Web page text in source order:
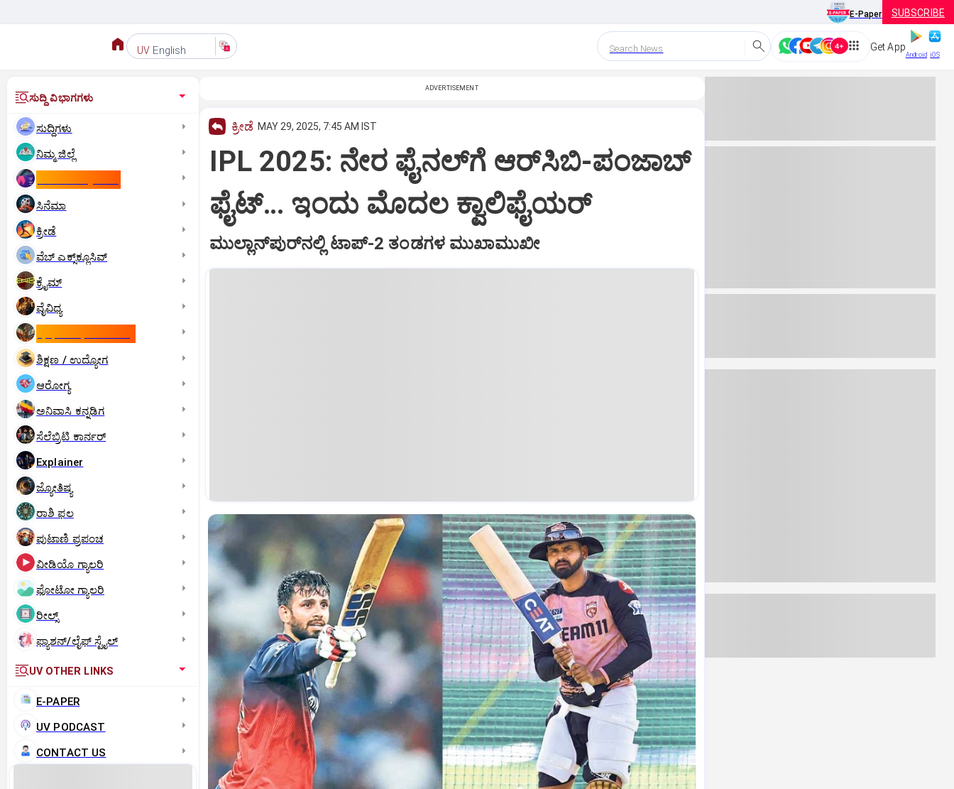
E-Paper SUBSCRIBE
UV English Search News Get App
Android iOS
ಸುದ್ದಿ ವಿಭಾಗಗಳು
ಸುದ್ದಿಗಳು
ನಿಮ್ಮ ಜಿಲ್ಲೆ
ಸಿನೆಮಾ
ಕ್ರೀಡೆ
ವೆಬ್ ಎಕ್ಸ್‌ಕ್ಲೂಸಿವ್
ಕ್ರೈಮ್
ವೈವಿಧ್ಯ
ಶಿಕ್ಷಣ / ಉದ್ಯೋಗ
ಆರೋಗ್ಯ
ಅನಿವಾಸಿ ಕನ್ನಡಿಗ
ಸೆಲೆಬ್ರಿಟಿ ಕಾರ್ನರ್‌
Explainer
ಜ್ಯೋತಿಷ್ಯ
ರಾಶಿ ಫಲ
ಪುಟಾಣಿ ಪ್ರಪಂಚ
ವೀಡಿಯೊ ಗ್ಯಾಲರಿ
ಫೋಟೋ ಗ್ಯಾಲರಿ
ರೀಲ್ಸ್
ಫ್ಯಾಶನ್/ಲೈಫ್‌ ಸ್ಟೈಲ್
UV OTHER LINKS
E-PAPER
UV PODCAST
CONTACT US
ADVERTISEMENT
ಕ್ರೀಡೆ MAY 29, 2025, 7:45 AM IST
IPL 2025: ನೇರ ಫೈನಲ್‌ಗೆ ಆರ್‌ಸಿಬಿ-ಪಂಜಾಬ್‌
ಫೈಟ್‌… ಇಂದು ಮೊದಲ ಕ್ವಾಲಿಫೈಯರ್‌
ಮುಲ್ಲಾನ್‌ಪುರ್‌ನಲ್ಲಿ ಟಾಪ್‌-2 ತಂಡಗಳ ಮುಖಾಮುಖೀ